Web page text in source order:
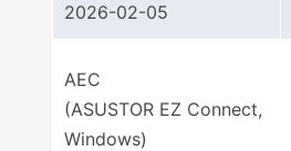
2026-02-05
AEC
(ASUSTOR EZ Connect,
Windows)